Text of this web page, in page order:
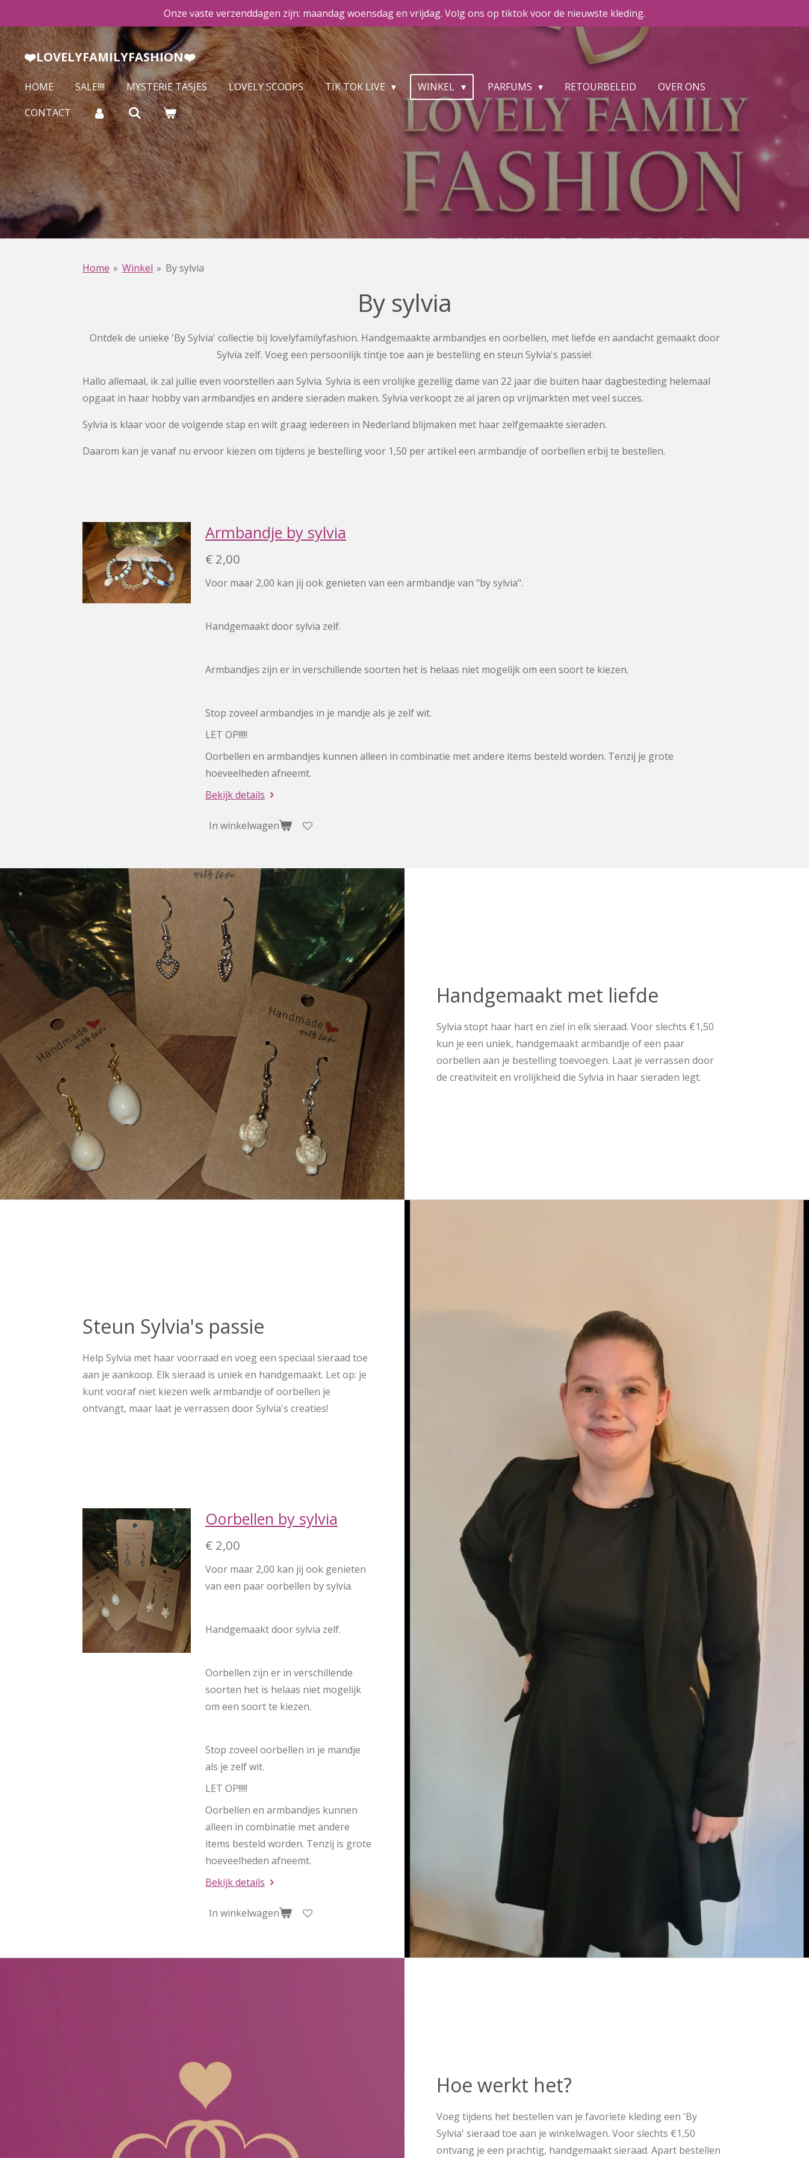
direct
naar
de
hoofdinhoud
Onze vaste verzenddagen zijn: maandag woensdag en vrijdag. Volg ons op tiktok voor de nieuwste kleding.
❤️LOVELYFAMILYFASHION❤️
HOME SALE!!!! MYSTERIE TASJES LOVELY SCOOPS TIK TOK LIVE WINKEL PARFUMS RETOURBELEID
OVER ONS
CONTACT
Home » Winkel » By sylvia
By sylvia
Ontdek de unieke 'By Sylvia' collectie bij lovelyfamilyfashion. Handgemaakte armbandjes en oorbellen, met liefde en aandacht gemaakt door
Sylvia zelf. Voeg een persoonlijk tintje toe aan je bestelling en steun Sylvia's passie!.
Hallo allemaal, ik zal jullie even voorstellen aan Sylvia. Sylvia is een vrolijke gezellig dame van 22 jaar die buiten haar dagbesteding helemaal
opgaat in haar hobby van armbandjes en andere sieraden maken. Sylvia verkoopt ze al jaren op vrijmarkten met veel succes.
Sylvia is klaar voor de volgende stap en wilt graag iedereen in Nederland blijmaken met haar zelfgemaakte sieraden.
Daarom kan je vanaf nu ervoor kiezen om tijdens je bestelling voor 1,50 per artikel een armbandje of oorbellen erbij te bestellen.
Armbandje by sylvia
€ 2,00
Voor maar 2,00 kan jij ook genieten van een armbandje van "by sylvia".
Handgemaakt door sylvia zelf.
Armbandjes zijn er in verschillende soorten het is helaas niet mogelijk om een soort te kiezen.
Stop zoveel armbandjes in je mandje als je zelf wit.
LET OP!!!!!
Oorbellen en armbandjes kunnen alleen in combinatie met andere items besteld worden. Tenzij je grote
hoeveelheden afneemt.
Bekijk details
In winkelwagen
Handgemaakt met liefde
Sylvia stopt haar hart en ziel in elk sieraad. Voor slechts €1,50
kun je een uniek, handgemaakt armbandje of een paar
oorbellen aan je bestelling toevoegen. Laat je verrassen door
de creativiteit en vrolijkheid die Sylvia in haar sieraden legt.
Steun Sylvia's passie
Help Sylvia met haar voorraad en voeg een speciaal sieraad toe
aan je aankoop. Elk sieraad is uniek en handgemaakt. Let op: je
kunt vooraf niet kiezen welk armbandje of oorbellen je
ontvangt, maar laat je verrassen door Sylvia's creaties!
Oorbellen by sylvia
€ 2,00
Voor maar 2,00 kan jij ook genieten
van een paar oorbellen by sylvia.
Handgemaakt door sylvia zelf.
Oorbellen zijn er in verschillende
soorten het is helaas niet mogelijk
om een soort te kiezen.
Stop zoveel oorbellen in je mandje
als je zelf wit.
LET OP!!!!!
Oorbellen en armbandjes kunnen
alleen in combinatie met andere
items besteld worden. Tenzij is grote
hoeveelheden afneemt.
Bekijk details
In winkelwagen
Hoe werkt het?
Voeg tijdens het bestellen van je favoriete kleding een 'By
Sylvia' sieraad toe aan je winkelwagen. Voor slechts €1,50
ontvang je een prachtig, handgemaakt sieraad. Apart bestellen